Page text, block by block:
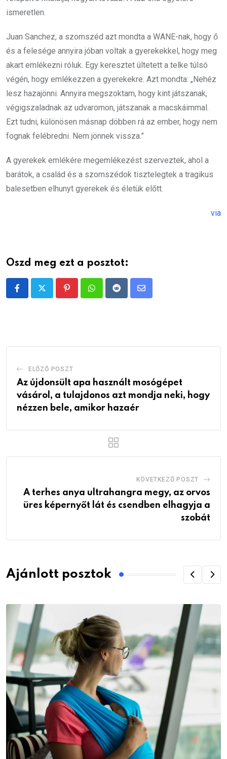
ismeretlen.
Juan Sanchez, a szomszéd azt mondta a WANE-nak, hogy ő
és a felesége annyira jóban voltak a gyerekekkel, hogy meg
akart emlékezni róluk. Egy keresztet ültetett a telke túlsó
végén, hogy emlékezzen a gyerekekre. Azt mondta: „Nehéz
lesz hazajönni. Annyira megszoktam, hogy kint játszanak,
végigszaladnak az udvaromon, játszanak a macskáimmal.
Ezt tudni, különösen másnap döbben rá az ember, hogy nem
fognak felébredni. Nem jönnek vissza.”
A gyerekek emlékére megemlékezést szerveztek, ahol a
barátok, a család és a szomszédok tisztelegtek a tragikus
balesetben elhunyt gyerekek és életük előtt.
via
Oszd meg ezt a posztot:
PinterestWhatsappRedditShare
ELŐZŐ POSZT
Az újdonsült apa használt mosógépet
vásárol, a tulajdonos azt mondja neki, hogy
nézzen bele, amikor hazaér
KÖVETKEZŐ POSZT
A terhes anya ultrahangra megy, az orvos
üres képernyőt lát és csendben elhagyja a
szobát
Ajánlott posztok